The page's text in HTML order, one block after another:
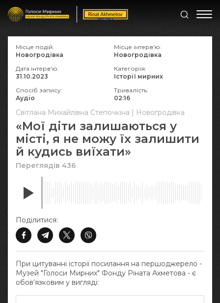
Світлана Михайлівна Степочкіна | Новогродівка
«Мої діти залишаються у
місті, я не можу їх залишити
й кудись виїхати»
Переглядів 436
При цитуванні історії посилання на першоджерело -
Музей "Голоси Мирних" Фонду Ріната Ахметова - є
обов‘язковим у вигляді:
Поділитися:
Місце подій:
Новогродівка
Місце інтерв'ю:
Новогродівка
Дата інтерв'ю:
31.10.2023
Категорія:
Історії мирних
Спосіб запису:
Аудіо
Тривалість:
02:16